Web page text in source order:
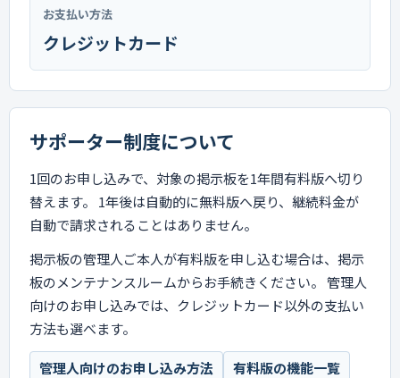
お支払い方法
クレジットカード
サポーター制度について
1回のお申し込みで、対象の掲示板を1年間有料版へ切り
替えます。 1年後は自動的に無料版へ戻り、継続料金が
自動で請求されることはありません。
掲示板の管理人ご本人が有料版を申し込む場合は、掲示
板のメンテナンスルームからお手続きください。 管理人
向けのお申し込みでは、クレジットカード以外の支払い
方法も選べます。
管理人向けのお申し込み方法 有料版の機能一覧